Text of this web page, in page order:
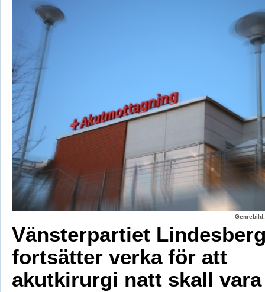
Vänsterpartiet
fortsätter verka för att
akutkirurgi natt skall